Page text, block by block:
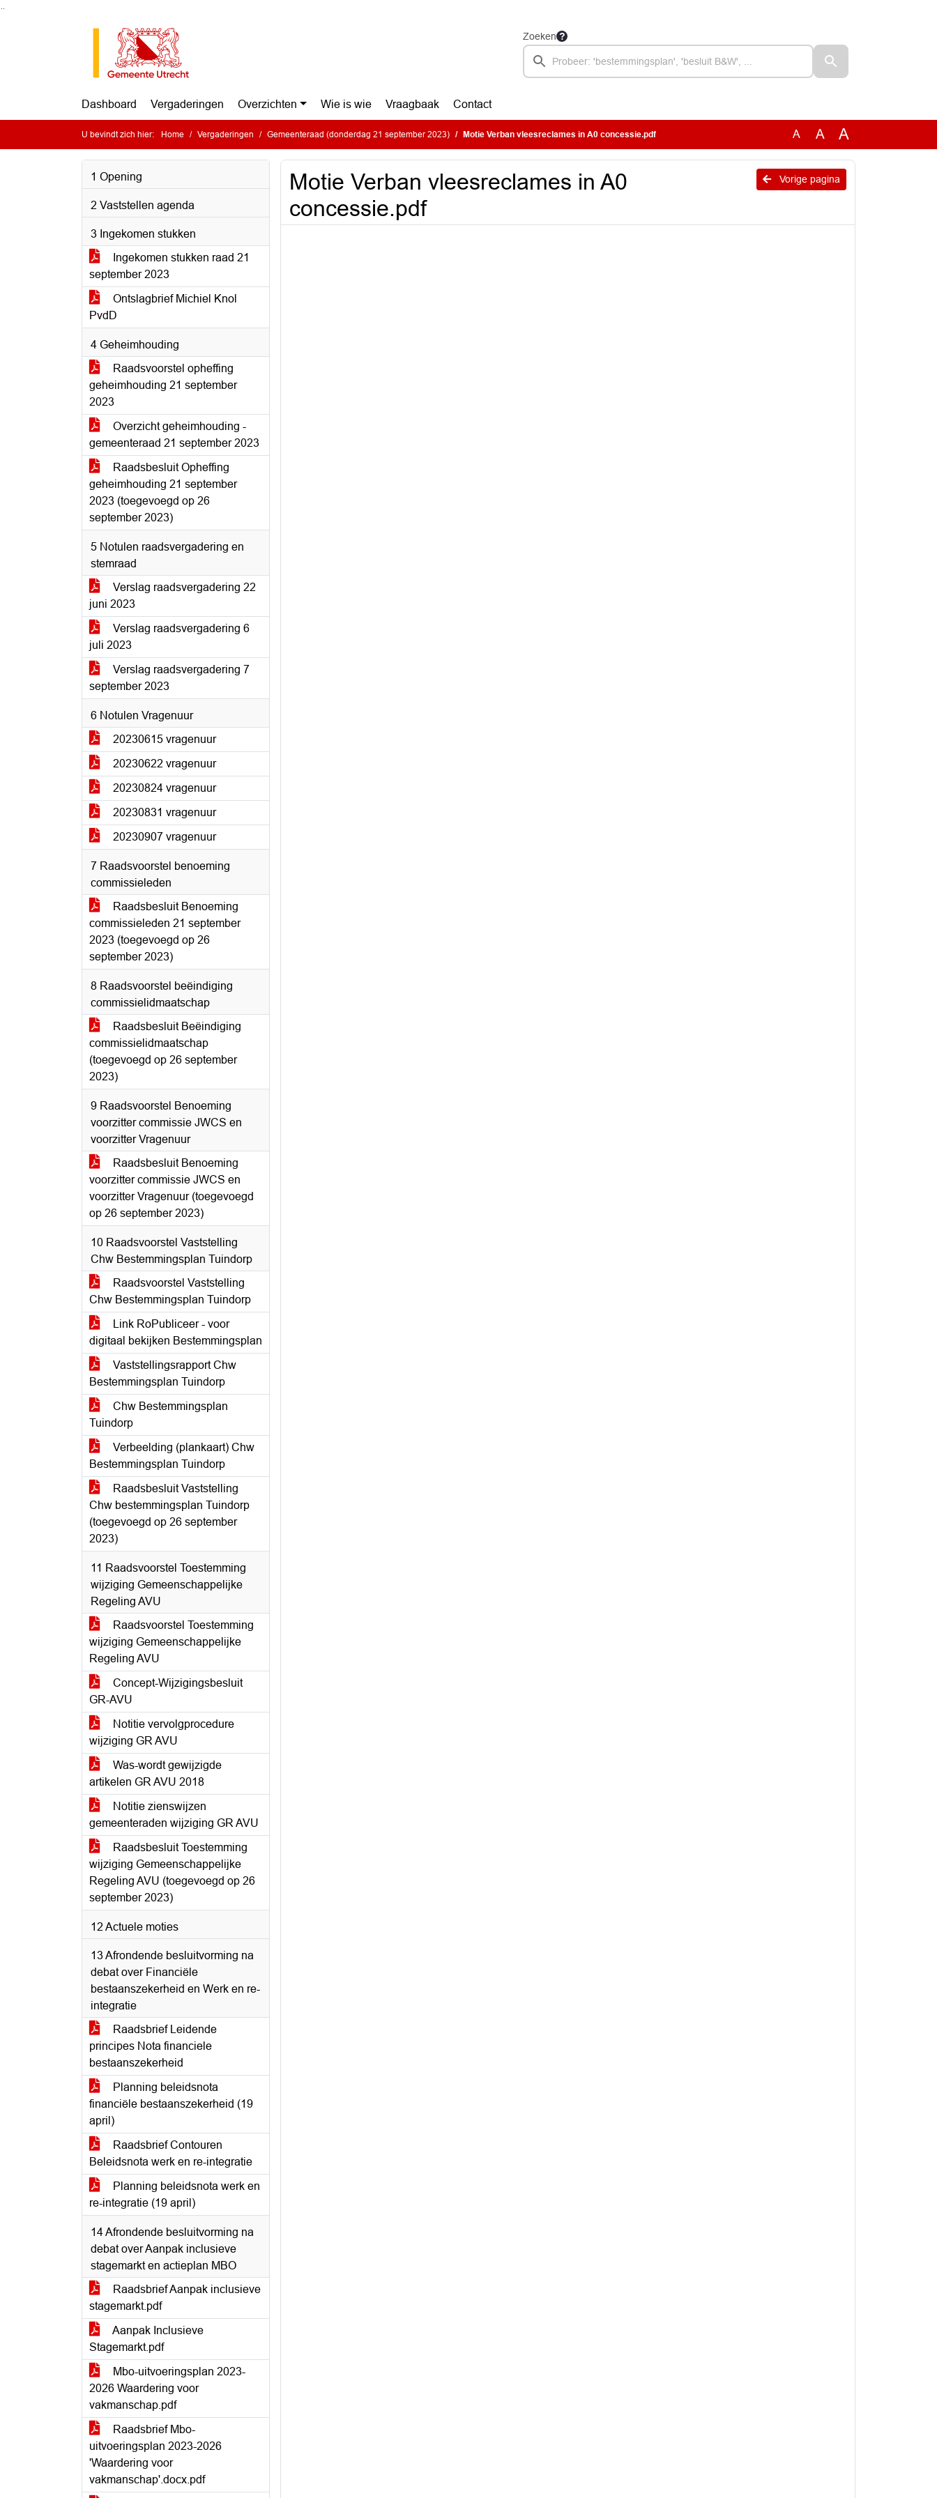
Zoeken
Dashboard Vergaderingen Overzichten Wie is wie Vraagbaak Contact
U bevindt zich hier: Home Vergaderingen Gemeenteraad (donderdag 21 september 2023) Motie Verban vleesreclames in A0 concessie.pdf A A A
1 Opening
2 Vaststellen agenda
3 Ingekomen stukken
Ingekomen stukken raad 21
september 2023
Ontslagbrief Michiel Knol
PvdD
4 Geheimhouding
Raadsvoorstel opheffing
geheimhouding 21 september
2023
Overzicht geheimhouding -
gemeenteraad 21 september 2023
Raadsbesluit Opheffing
geheimhouding 21 september
2023 (toegevoegd op 26
september 2023)
5 Notulen raadsvergadering en
stemraad
Verslag raadsvergadering 22
juni 2023
Verslag raadsvergadering 6
juli 2023
Verslag raadsvergadering 7
september 2023
6 Notulen Vragenuur
20230615 vragenuur
20230622 vragenuur
20230824 vragenuur
20230831 vragenuur
20230907 vragenuur
7 Raadsvoorstel benoeming
commissieleden
Raadsbesluit Benoeming
commissieleden 21 september
2023 (toegevoegd op 26
september 2023)
8 Raadsvoorstel beëindiging
commissielidmaatschap
Raadsbesluit Beëindiging
commissielidmaatschap
(toegevoegd op 26 september
2023)
9 Raadsvoorstel Benoeming
voorzitter commissie JWCS en
voorzitter Vragenuur
Raadsbesluit Benoeming
voorzitter commissie JWCS en
voorzitter Vragenuur (toegevoegd
op 26 september 2023)
10 Raadsvoorstel Vaststelling
Chw Bestemmingsplan Tuindorp
Raadsvoorstel Vaststelling
Chw Bestemmingsplan Tuindorp
Link RoPubliceer - voor
digitaal bekijken Bestemmingsplan
Vaststellingsrapport Chw
Bestemmingsplan Tuindorp
Chw Bestemmingsplan
Tuindorp
Verbeelding (plankaart) Chw
Bestemmingsplan Tuindorp
Raadsbesluit Vaststelling
Chw bestemmingsplan Tuindorp
(toegevoegd op 26 september
2023)
11 Raadsvoorstel Toestemming
wijziging Gemeenschappelijke
Regeling AVU
Raadsvoorstel Toestemming
wijziging Gemeenschappelijke
Regeling AVU
Concept-Wijzigingsbesluit
GR-AVU
Notitie vervolgprocedure
wijziging GR AVU
Was-wordt gewijzigde
artikelen GR AVU 2018
Notitie zienswijzen
gemeenteraden wijziging GR AVU
Raadsbesluit Toestemming
wijziging Gemeenschappelijke
Regeling AVU (toegevoegd op 26
september 2023)
12 Actuele moties
13 Afrondende besluitvorming na
debat over Financiële
bestaanszekerheid en Werk en re-
integratie
Raadsbrief Leidende
principes Nota financiele
bestaanszekerheid
Planning beleidsnota
financiële bestaanszekerheid (19
april)
Raadsbrief Contouren
Beleidsnota werk en re-integratie
Planning beleidsnota werk en
re-integratie (19 april)
14 Afrondende besluitvorming na
debat over Aanpak inclusieve
stagemarkt en actieplan MBO
Raadsbrief Aanpak inclusieve
stagemarkt.pdf
Aanpak Inclusieve
Stagemarkt.pdf
Mbo-uitvoeringsplan 2023-
2026 Waardering voor
vakmanschap.pdf
Raadsbrief Mbo-
uitvoeringsplan 2023-2026
'Waardering voor
vakmanschap'.docx.pdf
Vorige pagina
Motie Verban vleesreclames in A0
concessie.pdf